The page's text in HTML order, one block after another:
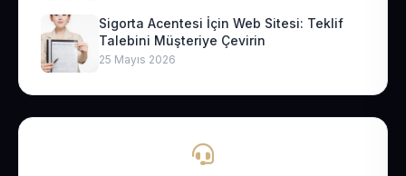
Sigorta Acentesi İçin Web Sitesi: Teklif
Talebini Müşteriye Çevirin
25 Mayıs 2026